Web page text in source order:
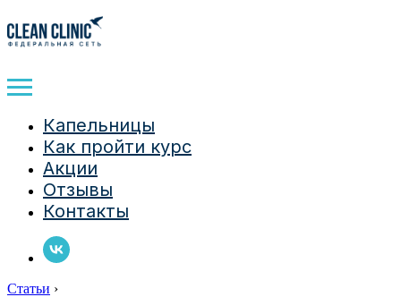
Капельницы
Как пройти курс
Акции
Отзывы
Контакты
Статьи ›